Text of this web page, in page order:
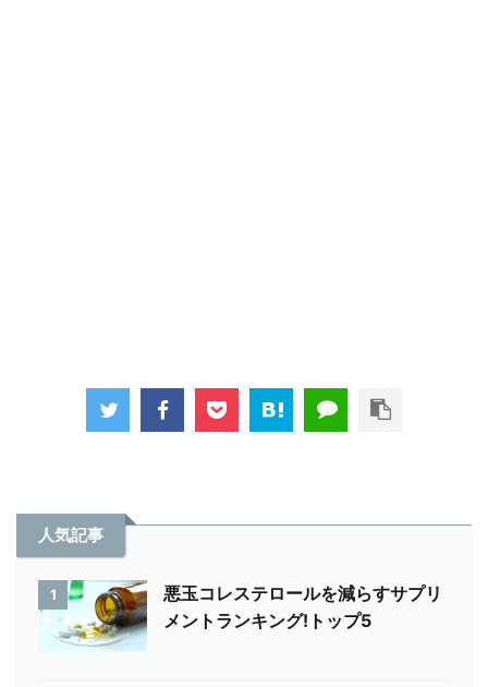
人気記事
1
悪玉コレステロールを減らすサプリ
メントランキング!トップ5